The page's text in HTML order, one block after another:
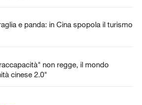
e panda: in Cina spopola il turismo
non regge, il mondo
cinese 2.0"